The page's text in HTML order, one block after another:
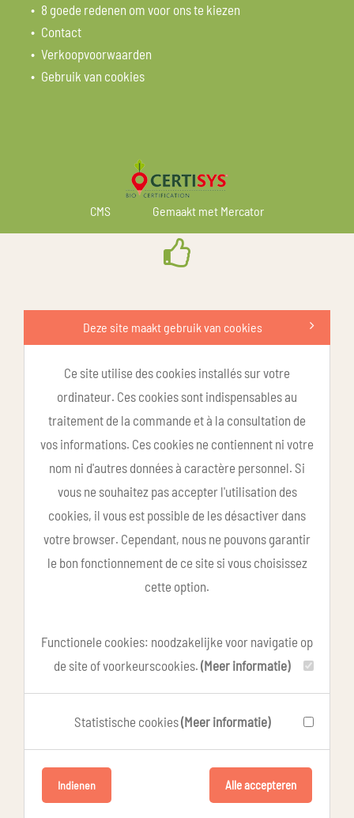
8 goede redenen om voor ons te kiezen
Contact
Verkoopvoorwaarden
Gebruik van cookies
CMS Gemaakt met Mercator
Deze site maakt gebruik van cookies
Ce site utilise des cookies installés sur votre
ordinateur. Ces cookies sont indispensables au
traitement de la commande et à la consultation de
vos informations. Ces cookies ne contiennent ni votre
nom ni d'autres données à caractère personnel. Si
vous ne souhaitez pas accepter l'utilisation des
cookies, il vous est possible de les désactiver dans
votre browser. Cependant, nous ne pouvons garantir
le bon fonctionnement de ce site si vous choisissez
cette option.
Functionele cookies: noodzakelijke voor navigatie op
de site of voorkeurscookies. (Meer informatie)
Statistische cookies(Meer informatie)
Indienen Alle accepteren